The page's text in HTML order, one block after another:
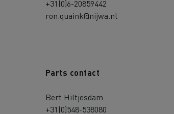
+31(0)6-20859442
ron.quaink@nijwa.nl
Parts contact
Bert Hiltjesdam
+31(0)548-538080